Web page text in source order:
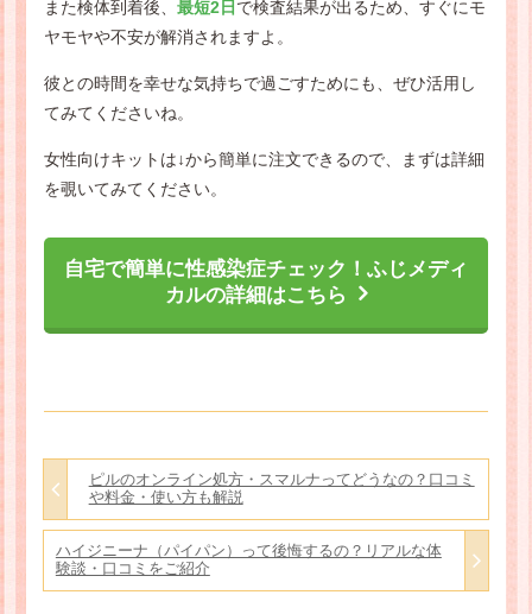
また検体到着後、 最短2日 で検査結果が出るため、すぐにモ
ヤモヤや不安が解消されますよ。
彼との時間を幸せな気持ちで過ごすためにも、ぜひ活用し
てみてくださいね。
女性向けキットは↓から簡単に注文できるので、まずは詳細
を覗いてみてください。
自宅で簡単に性感染症チェック！ふじメディ
カルの詳細はこちら
ピルのオンライン処方・スマルナってどうなの？口コミ
や料金・使い方も解説
ハイジニーナ（パイパン）って後悔するの？リアルな体
験談・口コミをご紹介